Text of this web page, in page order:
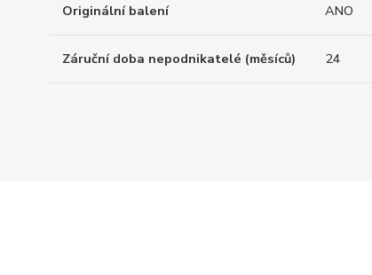
Originální balení ANO
Záruční doba nepodnikatelé (měsíců) 24